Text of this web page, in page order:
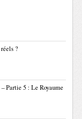
?
– Partie 5 : Le Royaume